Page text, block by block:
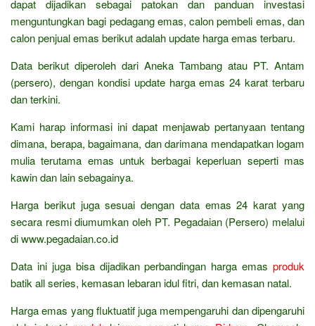
dapat dijadikan sebagai patokan dan panduan investasi
menguntungkan bagi pedagang emas, calon pembeli emas, dan
calon penjual emas berikut adalah update harga emas terbaru.
Data berikut diperoleh dari Aneka Tambang atau PT. Antam
(persero), dengan kondisi update harga emas 24 karat terbaru
dan terkini.
Kami harap informasi ini dapat menjawab pertanyaan tentang
dimana, berapa, bagaimana, dan darimana mendapatkan logam
mulia terutama emas untuk berbagai keperluan seperti mas
kawin dan lain sebagainya.
Harga berikut juga sesuai dengan data emas 24 karat yang
secara resmi diumumkan oleh PT. Pegadaian (Persero) melalui
di www.pegadaian.co.id
Data ini juga bisa dijadikan perbandingan harga emas produk
batik all series, kemasan lebaran idul fitri, dan kemasan natal.
Harga emas yang fluktuatif juga mempengaruhi dan dipengaruhi